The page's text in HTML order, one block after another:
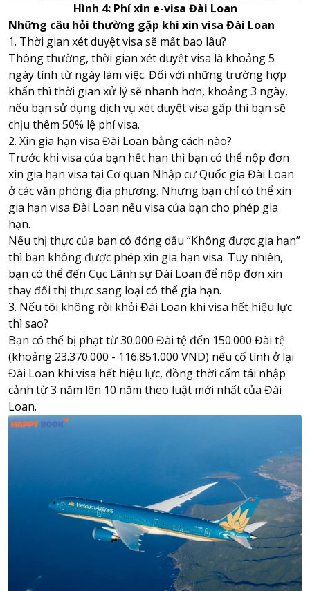
Hình 4: Phí xin e-visa Đài Loan
Những câu hỏi thường gặp khi xin visa Đài Loan
1. Thời gian xét duyệt visa sẽ mất bao lâu?
Thông thường, thời gian xét duyệt visa là khoảng 5
ngày tính từ ngày làm việc. Đối với những trường hợp
khẩn thì thời gian xử lý sẽ nhanh hơn, khoảng 3 ngày,
nếu bạn sử dụng dịch vụ xét duyệt visa gấp thì bạn sẽ
chịu thêm 50% lệ phí visa.
2. Xin gia hạn visa Đài Loan bằng cách nào?
Trước khi visa của bạn hết hạn thì bạn có thể nộp đơn
xin gia hạn visa tại Cơ quan Nhập cư Quốc gia Đài Loan
ở các văn phòng địa phương. Nhưng bạn chỉ có thể xin
gia hạn visa Đài Loan nếu visa của bạn cho phép gia
hạn.
Nếu thị thực của bạn có đóng dấu “Không được gia hạn”
thì bạn không được phép xin gia hạn visa. Tuy nhiên,
bạn có thể đến Cục Lãnh sự Đài Loan để nộp đơn xin
thay đổi thị thực sang loại có thể gia hạn.
3. Nếu tôi không rời khỏi Đài Loan khi visa hết hiệu lực
thì sao?
Bạn có thể bị phạt từ 30.000 Đài tệ đến 150.000 Đài tệ
(khoảng 23.370.000 - 116.851.000 VND) nếu cố tình ở lại
Đài Loan khi visa hết hiệu lực, đồng thời cấm tái nhập
cảnh từ 3 năm lên 10 năm theo luật mới nhất của Đài
Loan.